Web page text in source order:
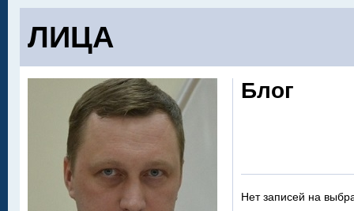
ЛИЦА
Блог
Нет записей на